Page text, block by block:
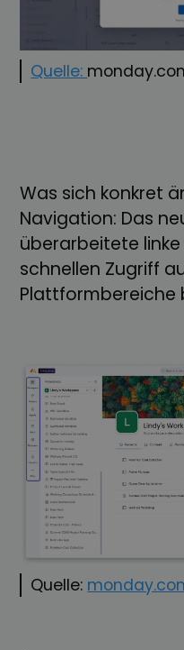
Quelle:
Was sich konkret
Navigation: Das
überarbeitete
schnellen Zugriff
Plattformbereiche
Quelle: